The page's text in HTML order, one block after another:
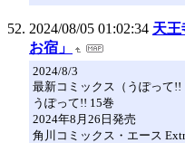
2024/08/05 01:02:34 天
お宿」
2024/8/3
最新コミックス（うぽって
うぽって!! 15巻
2024年8月26日発売
角川コミックス・エース